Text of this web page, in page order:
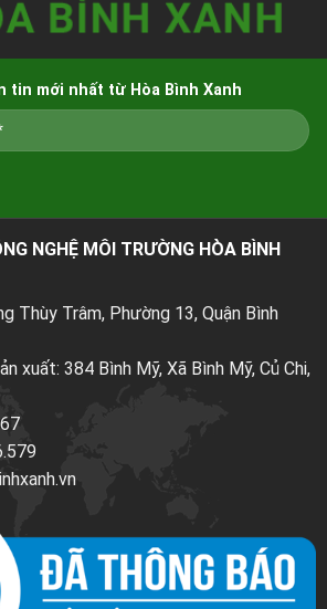
tin mới nhất từ Hòa Bình Xanh
NGHỆ MÔI TRƯỜNG HÒA BÌNH
Thùy Trâm, Phường 13, Quận Bình
xuất: 384 Bình Mỹ, Xã Bình Mỹ, Củ Chi,